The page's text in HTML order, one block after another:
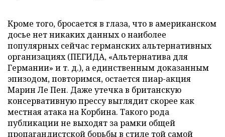
Кроме того, бросается в глаза, что в американском
досье нет никаких данных о наиболее
популярных сейчас германских альтернативных
организациях (ПЕГИДА, «Альтернатива для
Германии» и т. д.), а единственным доказанным
эпизодом, повторимся, остается пиар-акция
Марин Ле Пен. Даже утечка в британскую
консервативную прессу выглядит скорее как
местная атака на Корбина. Такого рода
публикации не выходят за рамки общей
пропагандистской борьбы в стиле той самой